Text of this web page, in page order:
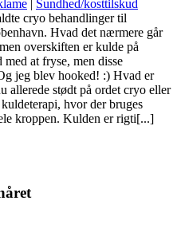
| Sundhed/kosttilskud
cryo behandlinger til
Hvad det nærmere går
overskiften er kulde på
at fryse, men disse
jeg blev hooked! :) Hvad er
allerede stødt på ordet cryo eller
hvor der bruges
kroppen. Kulden er rigti[...]